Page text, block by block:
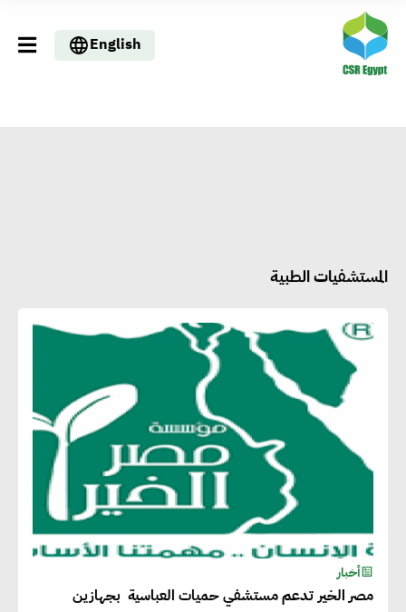
English
المستشفيات الطبية
أخبار
مصر الخير تدعم مستشفي حميات العباسية بجهازين